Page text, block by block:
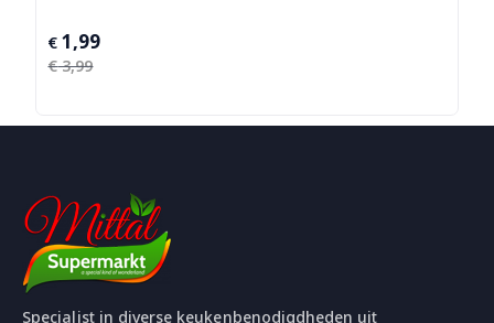
€3,99
Oorspronkelijke
prijs
€ 1,99
Huidige
prijs
Specialist in diverse keukenbenodigdheden uit